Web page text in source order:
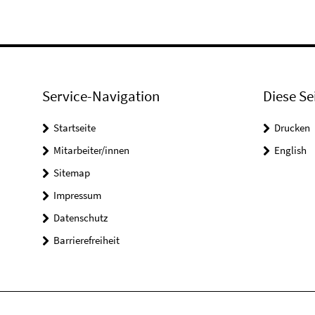
Service-Navigation
Startseite
Mitarbeiter/innen
Sitemap
Impressum
Datenschutz
Barrierefreiheit
Diese
Drucken
English